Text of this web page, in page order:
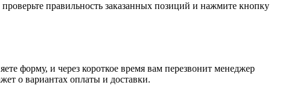
правильность заказанных позиций и нажмите кнопку
форму, и через короткое время вам перезвонит менеджер
о вариантах оплаты и доставки.